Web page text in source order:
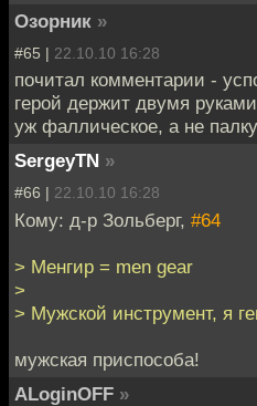
Озорник »
#65 | 22.10.10 16:28
почитал комментарии -
герой держит двумя
уж фаллическое, а не
SergeyTN »
#66 | 22.10.10 16:28
Кому: д-р Зольберг, #64
> Менгир = men gear
>
> Мужской инструмент, я
мужская приспособа!
ALoginOFF »